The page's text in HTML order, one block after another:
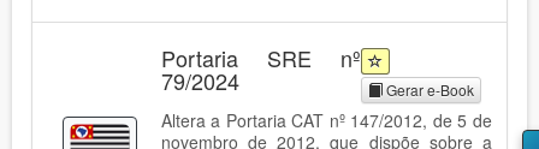
Portaria SRE nº
79/2024 Gerar e-Book
Altera a Portaria CAT nº 147/2012, de 5 de
novembro de 2012, que dispõe sobre a